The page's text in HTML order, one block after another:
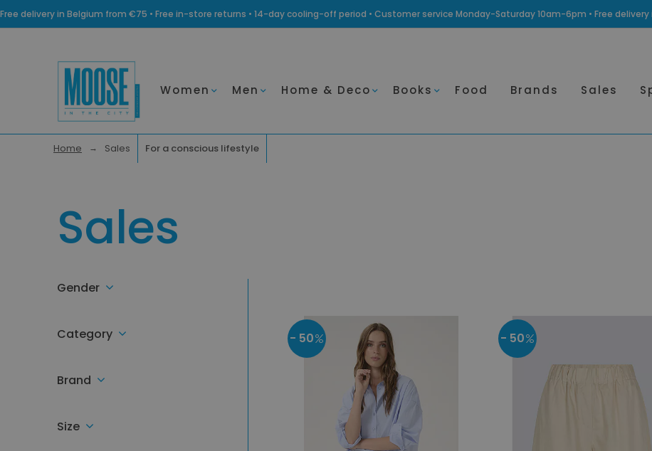
Free delivery in Belgium from €75 • Free in-store returns • 14-day cooling-off period • Customer service Monday-Saturday 10am-6pm • Free
Women Men Home & Deco Books Food Brands Sales
Home Sales For a conscious lifestyle
Sales
Gender
Category
Brand
Size
- 50 - 50